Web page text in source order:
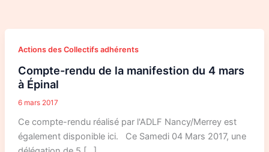
Actions des Collectifs adhérents
Compte-rendu de la manifestion du 4 mars
à Épinal
6 mars 2017
Ce compte-rendu réalisé par l'ADLF Nancy/Merrey est
également disponible ici. Ce Samedi 04 Mars 2017, une
Compte-
rendu
la
manifestion
du
mars
Épinal